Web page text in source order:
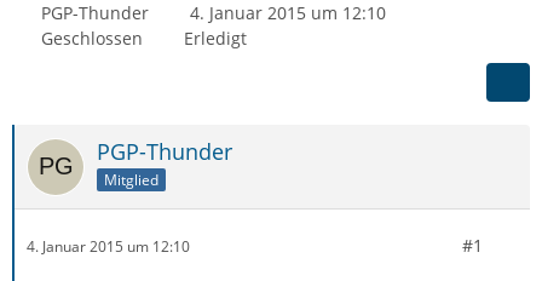
PGP-Thunder
4. Januar 2015 um 12:10
Geschlossen
Erledigt
PGP-Thunder
Mitglied
4. Januar 2015 um 12:10 #1